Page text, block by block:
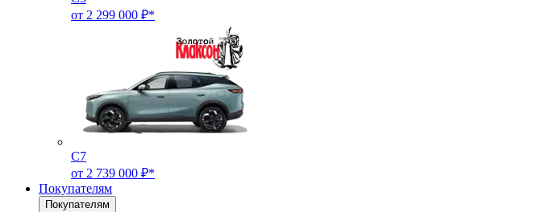
от 2 299 000 ₽*
C7
от 2 739 000 ₽*
Покупателям
Покупателям